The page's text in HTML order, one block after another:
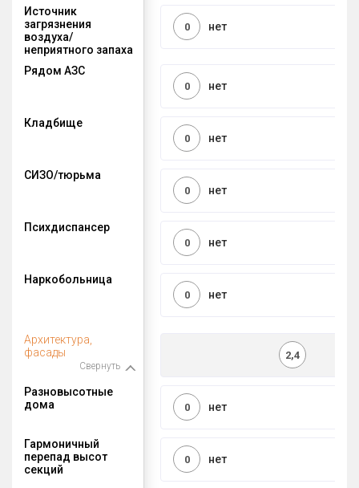
Источник
загрязнения
воздуха/
неприятного запаха
нет
0
Рядом АЗС
нет
0
Кладбище
нет
0
СИЗО/тюрьма
нет
0
Психдиспансер
нет
0
Наркобольница
нет
0
Архитектура,
фасады
Свернуть
2,4
Разновысотные
дома
нет
0
Гармоничный
перепад высот
секций
нет
0